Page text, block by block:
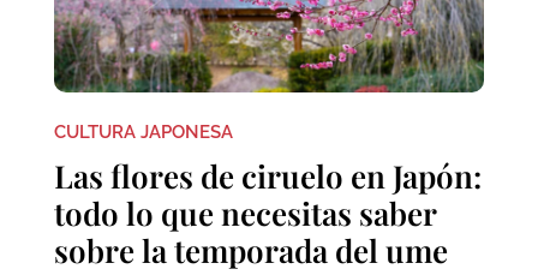
CULTURA JAPONESA
Las flores de ciruelo en Japón:
todo lo que necesitas saber
sobre la temporada del ume